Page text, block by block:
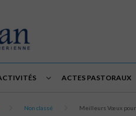
ACTES PASTORAUX
Non classé Meilleurs Vœux